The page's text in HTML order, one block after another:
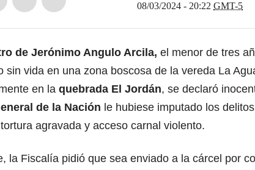
08/03/2024 - 20:22 GMT-5
de Jerónimo Angulo Arcila, el menor de tres
sin vida en una zona boscosa de la vereda La
en la quebrada El Jordán, se declaró
de la Nación le hubiese imputado los
agravada y acceso carnal violento.
la Fiscalía pidió que sea enviado a la cárcel por